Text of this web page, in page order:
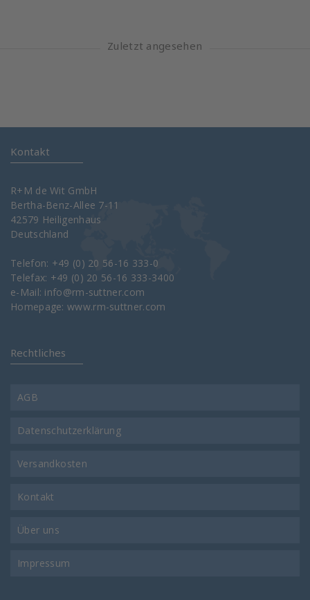
Zuletzt angesehen
Kontakt
R+M de Wit GmbH
Bertha-Benz-Allee 7-11
42579 Heiligenhaus
Deutschland
Telefon: +49 (0) 20 56-16 333-0
Telefax: +49 (0) 20 56-16 333-3400
e-Mail: info@rm-suttner.com
Homepage:www.rm-suttner.com
Rechtliches
AGB
Datenschutzerklärung
Versandkosten
Kontakt
Über uns
Impressum